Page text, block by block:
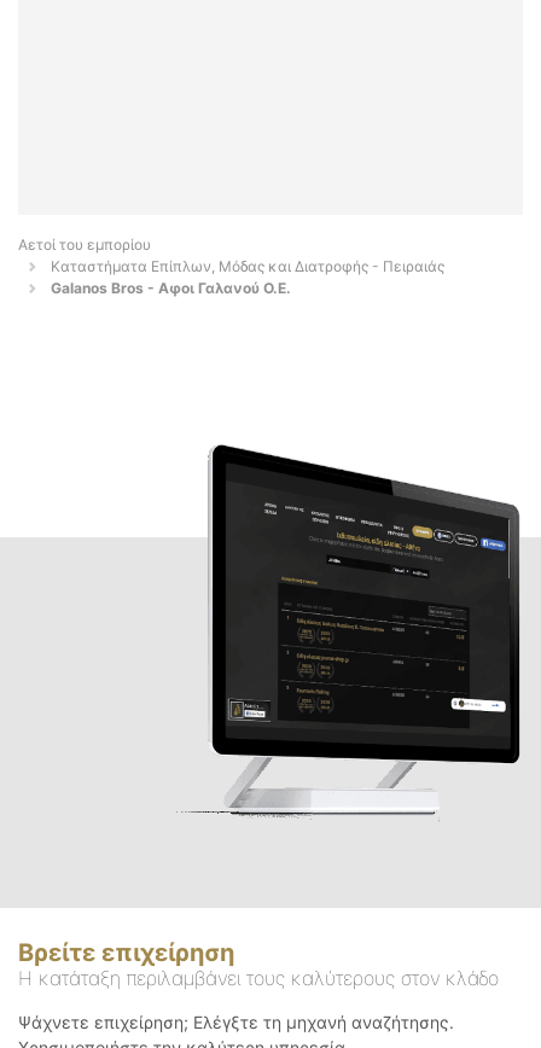
Αετοί του εμπορίου
Καταστήματα Επίπλων, Μόδας και Διατροφής - Πειραιάς
Galanos Bros - Aφοι Γαλανού Ο.Ε.
Βρείτε επιχείρηση
Η κατάταξη περιλαμβάνει τους καλύτερους στον κλάδο
Ψάχνετε επιχείρηση; Ελέγξτε τη μηχανή αναζήτησης.